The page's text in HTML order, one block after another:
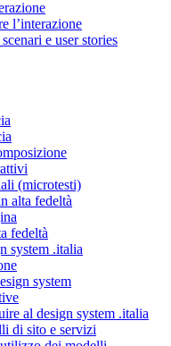
l’interazione
e user stories
(microtesti)
alta fedeltà
fedeltà
system .italia
system
al design system .italia
di sito e servizi